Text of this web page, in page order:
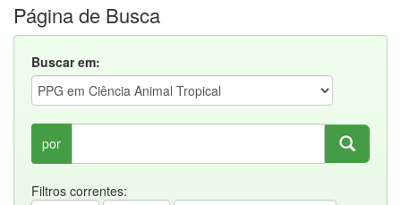
Página de Busca
Buscar em:
por
Filtros correntes: